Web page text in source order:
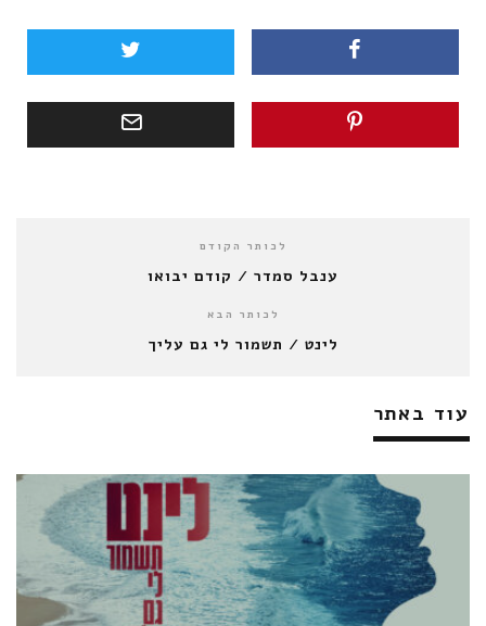
לכותר הקודם
ענבל סמדר / קודם יבואו
לכותר הבא
לינט / תשמור לי גם עליך
עוד באתר